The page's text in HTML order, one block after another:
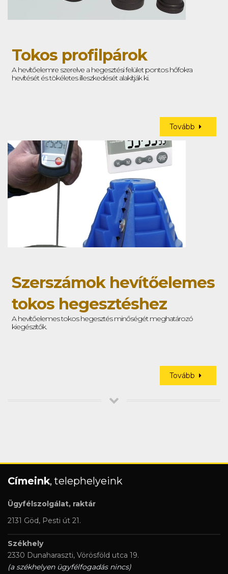
Tokos profilpárok
A hevítőelemre szerelve a hegesztési felület pontos hőfokra
hevítését és tökéletes illeszkedését alakítják ki.
Tovább
Szerszámok hevítőelemes
tokos hegesztéshez
A hevítőelemes tokos hegesztés minőségét meghatározó
kiegészítők.
Tovább
Címeink, telephelyeink
Ügyfélszolgálat, raktár
2131 Göd, Pesti út 21.
Székhely
2330 Dunaharaszti, Vörösföld utca 19.
(a székhelyen ügyfélfogadás nincs)